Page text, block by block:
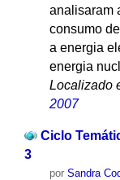
analisaram
consumo
a energia
energia
Localizado
2007
Ciclo
3
por Sandra